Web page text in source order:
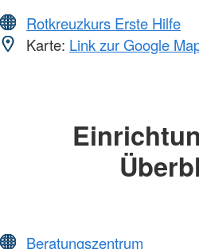
Rotkreuzkurs Erste Hilfe
Karte: Link zur Google
Beratungszentrum